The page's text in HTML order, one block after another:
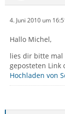
4. Juni 2010 um
Hallo Michel,
lies dir bitte mal
geposteten Link
Hochladen von